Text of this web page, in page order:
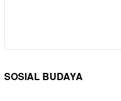
SOSIAL BUDAYA